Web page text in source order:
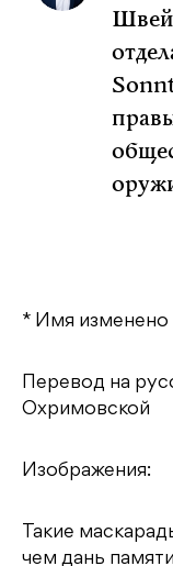
* Имя изменено
Перевод на
Охримовской
Изображения:
Такие
чем дань